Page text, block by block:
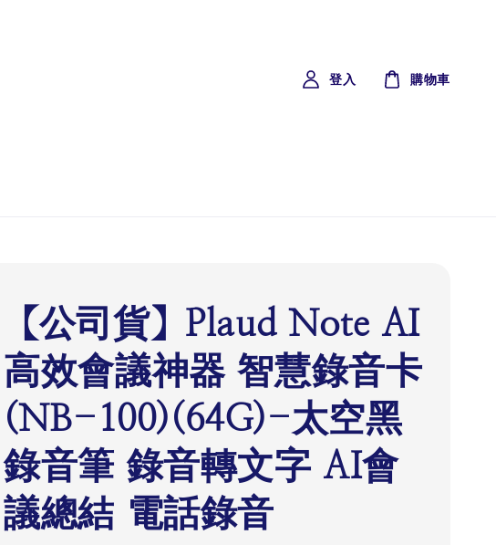
登入 購物車
【公司貨】Plaud Note AI
高效會議神器 智慧錄音卡
(NB-100)(64G)-太空黑
錄音筆 錄音轉文字 AI會
議總結 電話錄音